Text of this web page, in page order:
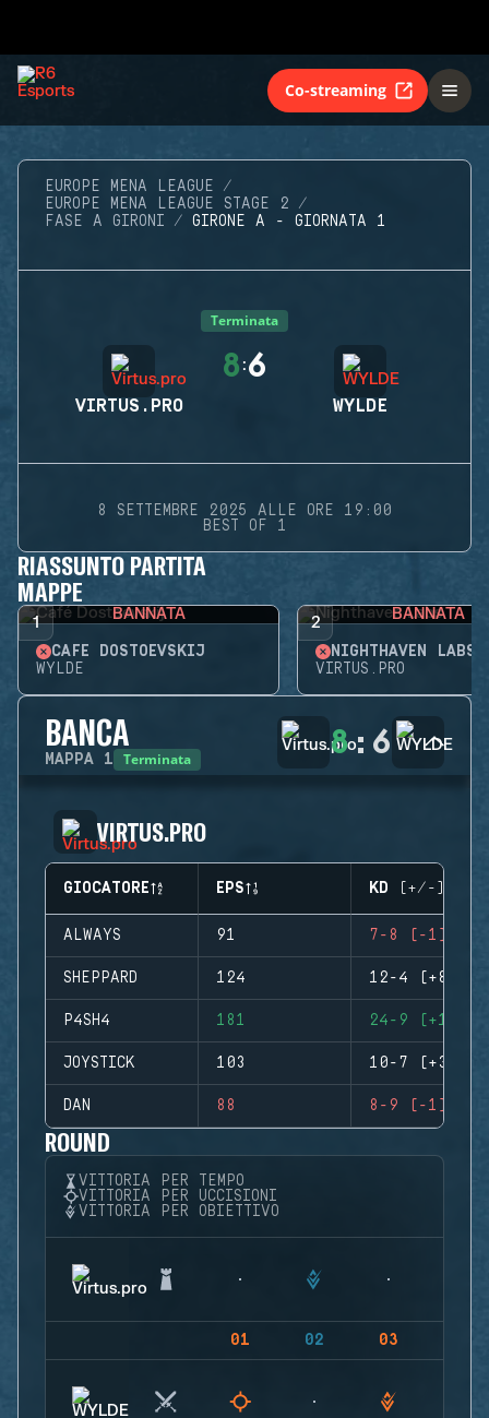
Co-streaming
EUROPE MENA LEAGUE
EUROPE MENA LEAGUE STAGE 2
FASE A GIRONI
GIRONE A - GIORNATA 1
Terminata
VIRTUS.PRO
8 :6
WYLDE
8 SETTEMBRE 2025 ALLE ORE 19:00
BEST OF 1
RIASSUNTO PARTITA
MAPPE
1 BANNATA
CAFÉ DOSTOEVSKIJ
WYLDE
2 BANNATA
NIGHTHAVEN LABS
VIRTUS.PRO
BANCA
MAPPA 1 Terminata 8: 6
VIRTUS.PRO
GIOCATORE EPS KD (+/-)
ALWAYS 91 7-8 (-1)
SHEPPARD 124 12-4 (+8)
P4SH4 181 24-9 (+15)
JOYSTICK 103 10-7 (+3)
DAN 88 8-9 (-1)
ROUND
VITTORIA PER TEMPO
VITTORIA PER UCCISIONI
VITTORIA PER OBIETTIVO
01 02 03